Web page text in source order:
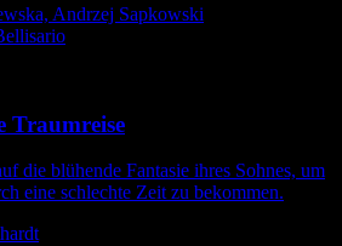
Andrzej Sapkowski
Traumreise
die blühende Fantasie ihres Sohnes, um
eine schlechte Zeit zu bekommen.